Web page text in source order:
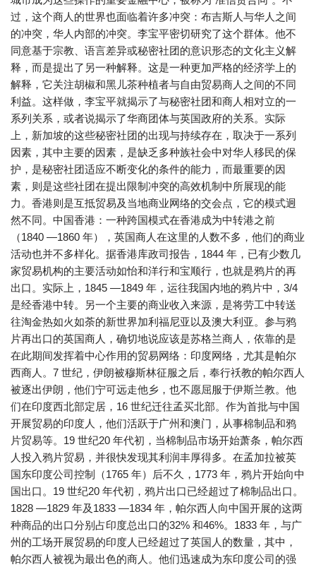
过，这个商人的世界也面临着许多冲突：布吉斯人与华人之间
的冲突，华人内部的冲突。李宝平密切研究了这个群体。他不
同意基于宗教、语言差异或秘密社团的意识形态的文化主义解
释，而是提出了另一种解释。这是一种更加严格的经济学上的
解释，它关注胡椒和黑儿茶种植者与自由贸易商人之间的不同
利益。这样做，李宝平就揭示了与秘密社团和商人相对立的一
系列关系，或者说揭示了华商团体与英国政府的关系。实际
上，新加坡的这些秘密社团的出现与持续存在，取决于一系列
因素，其中主要的因素，是缺乏多种族社会中对华人移民的保
护，是秘密社团适应不断变化的条件的能力，而最重要的因
素，则是这些社团在提出限制冲突的高效机制中所展现的能
力。香港则是互抵贸易及当地商业网络的交会点，它的模式迥
然不同。中国香港：一种跨国模式在香港成为中转港之前
（1840 —1860 年），英国商人在这里的人数不多，他们的商业
活动也并不多样化。据香港库政司报告，1844 年，已有少数几
家贸易机构的主要活动如怡和洋行和宝顺行，也就是鸦片的再
出口。实际上，1845 —1849 年，运往我国内地的鸦片中，3/4
是经香港中转。另一个主要的商业收入来源，是将劳工中转送
往淘金热如火如荼的新世界加利福尼亚以及澳大利亚。参与鸦
片再出口的英国商人，确切地说应该是苏格兰商人，依靠的是
在此期间发挥着中心作用的贸易网络：印度网络，尤其是帕尔
西商人。7 世纪，伊朗被穆斯林征服之后，奉行祅教的帕尔西人
被逐出伊朗，他们宁可远走他乡，也不愿屈服于伊斯兰教。他
们在印度西北部定居，16 世纪迁往孟买北部。作为首批与中国
开展贸易的印度人，他们活跃于广州和澳门，从事棉制品和鸦
片贸易等。19 世纪20 年代初，当棉制品市场开始萧条，帕尔西
人投入鸦片贸易，并很快发现其利润丰厚得多。在孟加拉被英
国东印度公司控制（1765 年）后不久，1773 年，鸦片开始向中
国出口。19 世纪20 年代初，鸦片出口已经超过了棉制品出口。
1828 —1829 年及1833 —1834 年，帕尔西人向中国开展的这两
种商品的出口分别占印度总出口的32% 和46%。1833 年，与广
州的工场开展贸易的印度人已经超过了英国人的数量，其中，
帕尔西人被视为最出色的商人。他们迅速成为东印度公司的强